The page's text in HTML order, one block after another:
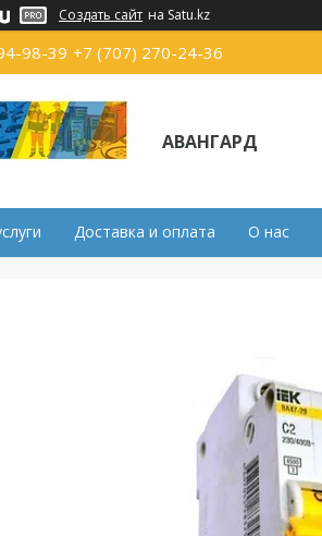
Создать сайт на Satu.kz
98-39 +7 (707) 270-24-36
АВАНГАРД
Доставка и оплата О нас